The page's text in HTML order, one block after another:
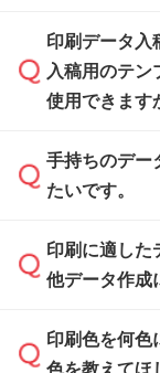
※土日祝日を
※沖縄・離島
ザインソフ
また、「デ
せいただけ
タを1点作成
Illustratorや
ザインソフ
い方は、完
積・ご注文
ください。
ご入稿後は
がないかチ
刷に進みま
印刷データ入
入稿用のテ
使用できます
一部商品は
ます。各商
入稿用のテ
Illustratorや
方」をご確
手持ちのデー
たいです。
印刷に適し
タッフが事
ムへ添付い
でお送りく
印刷に適した
他データ作成
データ作成
印刷色を何色